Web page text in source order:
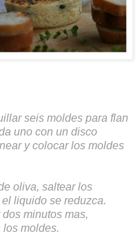
seis moldes para flan
uno con un disco
y colocar los moldes
oliva, saltear los
liquido se reduzca.
minutos mas,
moldes.